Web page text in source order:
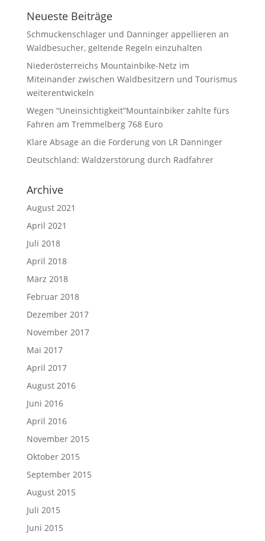
Neueste Beiträge
Schmuckenschlager und Danninger appellieren an
Waldbesucher, geltende Regeln einzuhalten
Niederösterreichs Mountainbike-Netz im
Miteinander zwischen Waldbesitzern und Tourismus
weiterentwickeln
Wegen “Uneinsichtigkeit”Mountainbiker zahlte fürs
Fahren am Tremmelberg 768 Euro
Klare Absage an die Forderung von LR Danninger
Deutschland: Waldzerstörung durch Radfahrer
Archive
August 2021
April 2021
Juli 2018
April 2018
März 2018
Februar 2018
Dezember 2017
November 2017
Mai 2017
April 2017
August 2016
Juni 2016
April 2016
November 2015
Oktober 2015
September 2015
August 2015
Juli 2015
Juni 2015